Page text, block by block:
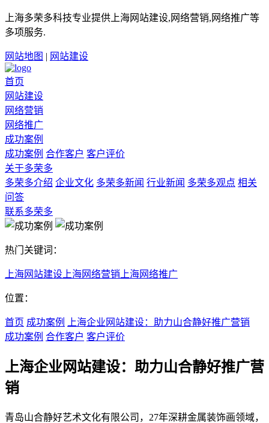
上海多荣多科技专业提供上海网站建设,网络营销,网络推广等
多项服务.
网站地图 | 网站建设
首页
网站建设
网络营销
网络推广
成功案例
成功案例 合作客户 客户评价
关于多荣多
多荣多介绍 企业文化 多荣多新闻 行业新闻 多荣多观点 相关
问答
联系多荣多
热门关键词：
上海网站建设 上海网络营销 上海网络推广
位置：
首页 成功案例
上海企业网站建设：助力山合静好推广营销
成功案例 合作客户 客户评价
上海企业网站建设：助力山合静好推广营
销
青岛山合静好艺术文化有限公司，27年深耕金属装饰画领域，